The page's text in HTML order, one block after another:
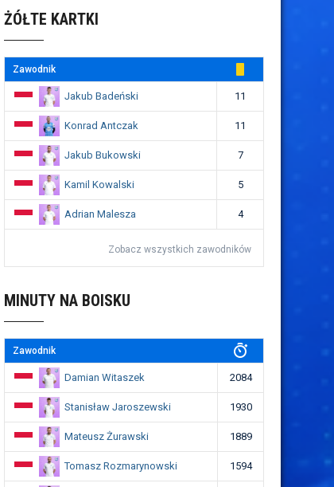
ŻÓŁTE KARTKI
Zawodnik
Jakub Badeński 11
Konrad Antczak 11
Jakub Bukowski 7
Kamil Kowalski 5
Adrian Malesza 4
Zobacz wszystkich zawodników
MINUTY NA BOISKU
Zawodnik
Damian Witaszek 2084
Stanisław Jaroszewski 1930
Mateusz Żurawski 1889
Tomasz Rozmarynowski 1594